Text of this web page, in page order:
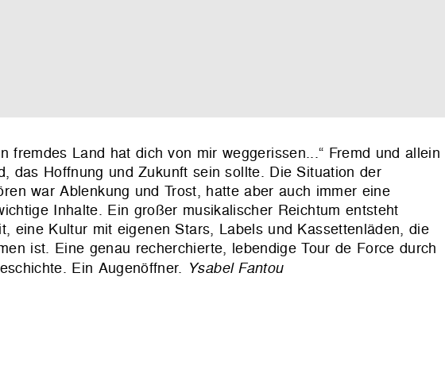
fremdes Land hat dich von mir weggerissen...“ Fremd und allein
das Hoffnung und Zukunft sein sollte. Die Situation der
war Ablenkung und Trost, hatte aber auch immer eine
Inhalte. Ein großer musikalischer Reichtum entsteht
eine Kultur mit eigenen Stars, Labels und Kassettenläden, die
ist. Eine genau recherchierte, lebendige Tour de Force durch
Ein Augenöffner. Ysabel Fantou